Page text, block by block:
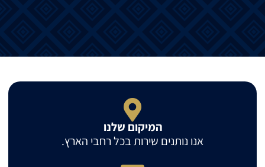
המיקום שלנו
אנו נותנים שירות בכל רחבי הארץ.